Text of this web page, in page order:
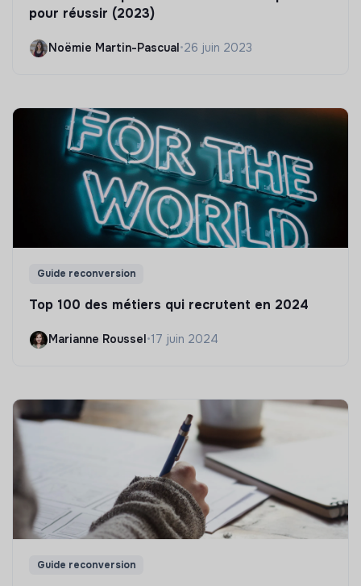
pour réussir (2023)
Noëmie Martin-Pascual •26 juin 2023
Guide reconversion
Top 100 des métiers qui recrutent en 2024
Marianne Roussel•17 juin 2024
Guide reconversion